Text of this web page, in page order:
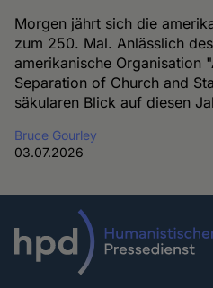
Morgen jährt sich die
zum 250. Mal. Anlässlich
amerikanische Organisation
Separation of Church and
säkularen Blick auf diesen
Bruce Gourley
03.07.2026